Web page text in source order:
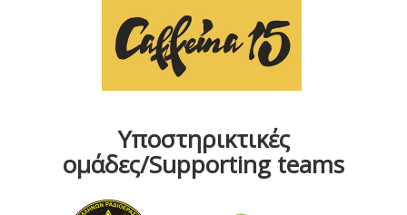
Υποστηρικτικές
ομάδες/Supporting teams